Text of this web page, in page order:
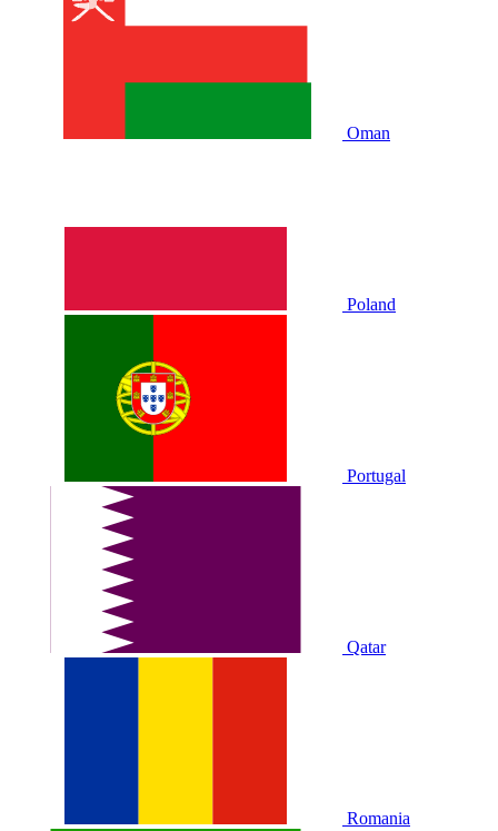
Oman
Poland
Portugal
Qatar
Romania